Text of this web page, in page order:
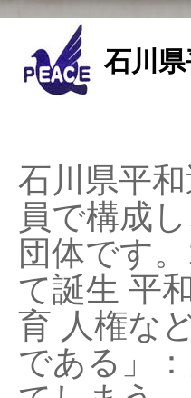
石川
石川県平
員で構成
団体です
て誕生 平
育 人権な
である」